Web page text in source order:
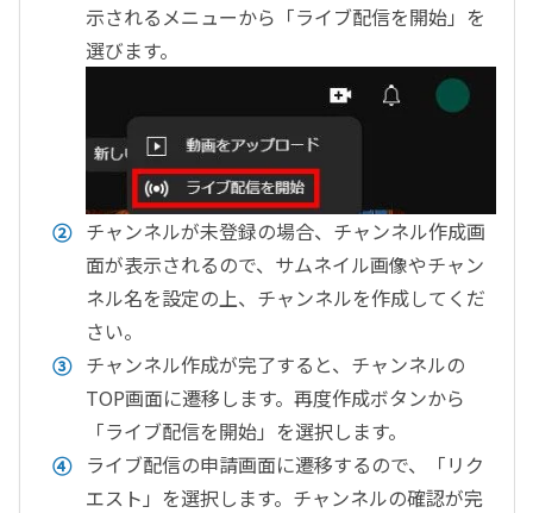
示されるメニューから「ライブ配信を開始」を
選びます。
チャンネルが未登録の場合、チャンネル作成画
面が表示されるので、サムネイル画像やチャン
ネル名を設定の上、チャンネルを作成してくだ
さい。
チャンネル作成が完了すると、チャンネルの
TOP画面に遷移します。再度作成ボタンから
「ライブ配信を開始」を選択します。
ライブ配信の申請画面に遷移するので、「リク
エスト」を選択します。チャンネルの確認が完